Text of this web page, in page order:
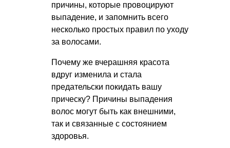
причины, которые провоцируют
выпадение, и запомнить всего
несколько простых правил по уходу
за волосами.
Почему же вчерашняя красота
вдруг изменила и стала
предательски покидать вашу
прическу? Причины выпадения
волос могут быть как внешними,
так и связанные с состоянием
здоровья.